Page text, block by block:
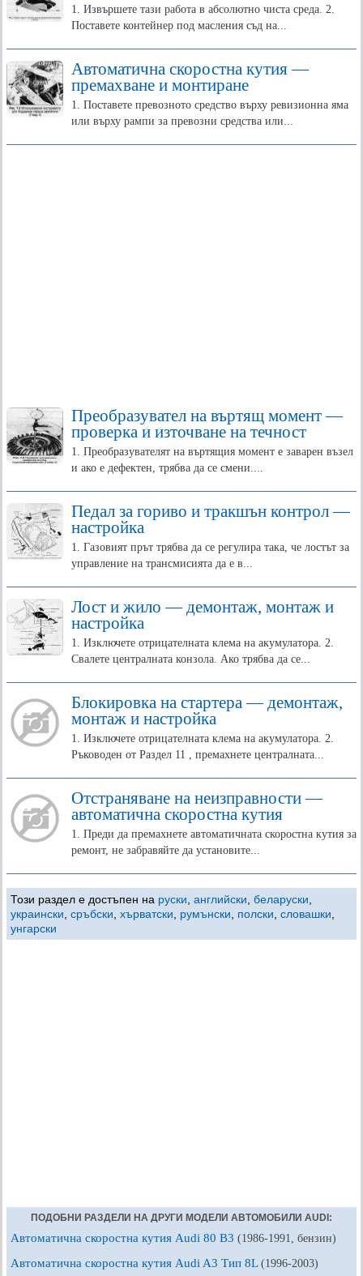
1. Извършете тази работа в абсолютно чиста среда. 2.
Поставете контейнер под масления съд на...
Автоматична скоростна кутия —
премахване и монтиране
1. Поставете превозното средство върху ревизионна яма
или върху рампи за превозни средства или...
Преобразувател на въртящ момент —
проверка и източване на течност
1. Преобразувателят на въртящия момент е заварен възел
и ако е дефектен, трябва да се смени....
Педал за гориво и тракшън контрол —
настройка
1. Газовият прът трябва да се регулира така, че лостът за
управление на трансмисията да е в...
Лост и жило — демонтаж, монтаж и
настройка
1. Изключете отрицателната клема на акумулатора. 2.
Свалете централната конзола. Ако трябва да се...
Блокировка на стартера — демонтаж,
монтаж и настройка
1. Изключете отрицателната клема на акумулатора. 2.
Ръководен от Раздел 11 , премахнете централната...
Отстраняване на неизправности —
автоматична скоростна кутия
1. Преди да премахнете автоматичната скоростна кутия за
ремонт, не забравяйте да установите...
Този раздел е достъпен на руски английски беларуски
украински сръбски хърватски румънски полски словашки
унгарски
ПОДОБНИ РАЗДЕЛИ НА ДРУГИ МОДЕЛИ АВТОМОБИЛИ AUDI:
Автоматична скоростна кутия Audi 80 B3 (1986-1991, бензин)
Автоматична скоростна кутия Audi A3 Тип 8L (1996-2003)